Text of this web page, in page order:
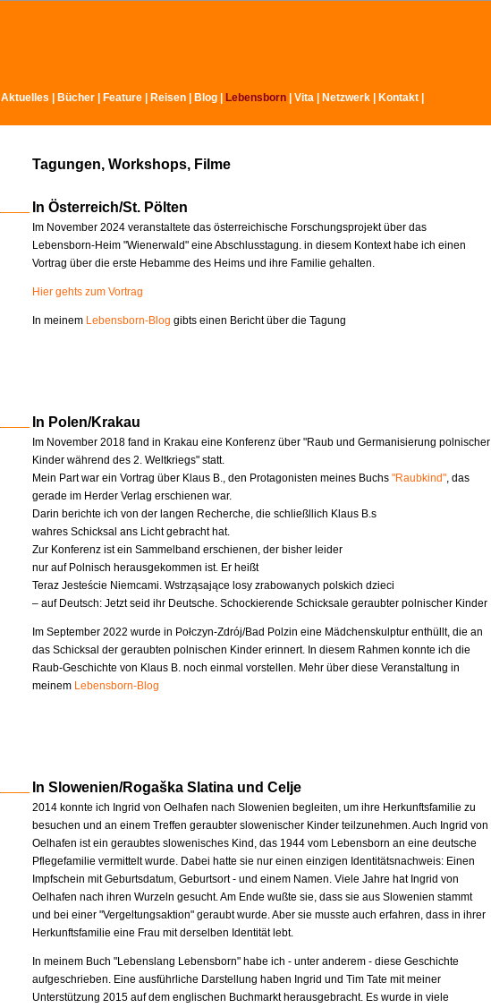
Aktuelles Bücher Feature Reisen Blog Lebensborn Vita Netzwerk Kontakt
Tagungen, Workshops, Filme
In Österreich/St. Pölten
Im November 2024 veranstaltete das österreichische Forschungsprojekt über das
Lebensborn-Heim "Wienerwald" eine Abschlusstagung. in diesem Kontext habe ich einen
Vortrag über die erste Hebamme des Heims und ihre Familie gehalten.
Hier gehts zum Vortrag
In meinem Lebensborn-Blog gibts einen Bericht über die Tagung
In Polen/Krakau
Im November 2018 fand in Krakau eine Konferenz über "Raub und Germanisierung polnischer
Kinder während des 2. Weltkriegs" statt.
Mein Part war ein Vortrag über Klaus B., den Protagonisten meines Buchs "Raubkind", das
gerade im Herder Verlag erschienen war.
Darin berichte ich von der langen Recherche, die schließllich Klaus B.s
wahres Schicksal ans Licht gebracht hat.
Zur Konferenz ist ein Sammelband erschienen, der bisher leider
nur auf Polnisch herausgekommen ist. Er heißt
Teraz Jesteście Niemcami. Wstrząsające losy zrabowanych polskich dzieci
– auf Deutsch: Jetzt seid ihr Deutsche. Schockierende Schicksale geraubter polnischer Kinder
Im September 2022 wurde in Połczyn-Zdrój/Bad Polzin eine Mädchenskulptur enthüllt, die an
das Schicksal der geraubten polnischen Kinder erinnert. In diesem Rahmen konnte ich die
Raub-Geschichte von Klaus B. noch einmal vorstellen. Mehr über diese Veranstaltung in
meinem Lebensborn-Blog
In Slowenien/Rogaška Slatina und Celje
2014 konnte ich Ingrid von Oelhafen nach Slowenien begleiten, um ihre Herkunftsfamilie zu
besuchen und an einem Treffen geraubter slowenischer Kinder teilzunehmen. Auch Ingrid von
Oelhafen ist ein geraubtes slowenisches Kind, das 1944 vom Lebensborn an eine deutsche
Pflegefamilie vermittelt wurde. Dabei hatte sie nur einen einzigen Identitätsnachweis: Einen
Impfschein mit Geburtsdatum, Geburtsort - und einem Namen. Viele Jahre hat Ingrid von
Oelhafen nach ihren Wurzeln gesucht. Am Ende wußte sie, dass sie aus Slowenien stammt
und bei einer "Vergeltungsaktion" geraubt wurde. Aber sie musste auch erfahren, dass in ihrer
Herkunftsfamilie eine Frau mit derselben Identität lebt.
In meinem Buch "Lebenslang Lebensborn" habe ich - unter anderem - diese Geschichte
aufgeschrieben. Eine ausführliche Darstellung haben Ingrid und Tim Tate mit meiner
Unterstützung 2015 auf dem englischen Buchmarkt herausgebracht. Es wurde in viele